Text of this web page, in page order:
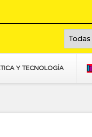
Y TECNOLOGÍA